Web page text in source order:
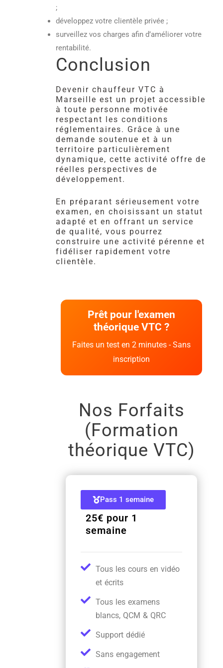
;
développez votre clientèle privée ;
surveillez vos charges afin d’améliorer votre
rentabilité.
Conclusion
Devenir chauffeur VTC à
Marseille est un projet accessible
à toute personne motivée
respectant les conditions
réglementaires. Grâce à une
demande soutenue et à un
territoire particulièrement
dynamique, cette activité offre de
réelles perspectives de
développement.
En préparant sérieusement votre
examen, en choisissant un statut
adapté et en offrant un service
de qualité, vous pourrez
construire une activité pérenne et
fidéliser rapidement votre
clientèle.
Prêt pour l'examen
théorique VTC ?
Faites un test en 2 minutes - Sans
inscription
Nos Forfaits
(Formation
théorique VTC)
Pass 1 semaine
25€ pour 1
semaine
Tous les cours en vidéo
et écrits
Tous les examens
blancs, QCM & QRC
Support dédié
Sans engagement